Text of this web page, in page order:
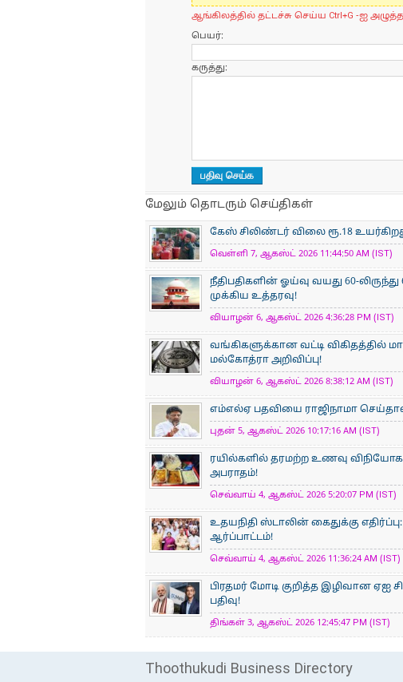
ஆங்கிலத்தில் தட்டச்சு செய்ய Ctrl+G -ஐ
பெயர்:
கருத்து:
மேலும் தொடரும் செய்திகள்
கேஸ் சிலிண்டர் விலை ரூ.18
வெள்ளி 7, ஆகஸ்ட் 2026 11:44:50 AM (IST)
நீதிபதிகளின் ஓய்வு வயது 60-
முக்கிய உத்தரவு!
வியாழன் 6, ஆகஸ்ட் 2026 4:36:28 PM (IST)
வங்கிகளுக்கான வட்டி விகிதத்தில்
மல்கோத்ரா அறிவிப்பு!
வியாழன் 6, ஆகஸ்ட் 2026 8:38:12 AM (IST)
எம்எல்ஏ பதவியை ராஜிநாமா செய்தால்
புதன் 5, ஆகஸ்ட் 2026 10:17:16 AM (IST)
ரயில்களில் தரமற்ற உணவு
அபராதம்!
செவ்வாய் 4, ஆகஸ்ட் 2026 5:20:07 PM (IST)
உதயநிதி ஸ்டாலின் கைதுக்கு
ஆர்ப்பாட்டம்!
செவ்வாய் 4, ஆகஸ்ட் 2026 11:36:24 AM (IST)
பிரதமர் மோடி குறித்த இழிவான ஏஐ
பதிவு!
திங்கள் 3, ஆகஸ்ட் 2026 12:45:47 PM (IST)
Thoothukudi Business Directory